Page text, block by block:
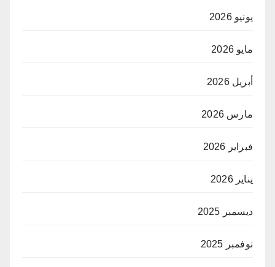
يونيو 2026
مايو 2026
أبريل 2026
مارس 2026
فبراير 2026
يناير 2026
ديسمبر 2025
نوفمبر 2025